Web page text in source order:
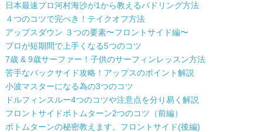
日本最速プロ河村海沙が1から教えるパドリング方法
４つのコツで完ぺき！テイクオフ方法
アップスダウン ３つの要素〜フロントサイド編〜
プロが短期間で上手くなる5つのコツ
7歳 & 9歳サーファー！子供のサーフィンレッスン方法
苦手なバックサイド攻略！アップスのポイント解説
小波マスターになる為の3つのコツ
ドルフィンスルー4つのコツや注意点を分り易く解説
フロントサイドボトムターン2つのコツ（前編）
ボトムターンの秘密教えます。フロントサイド(後編)